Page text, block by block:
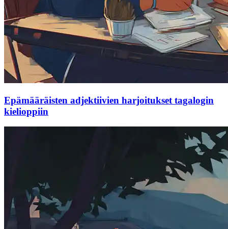
Epämääräisten adjektiivien harjoitukset tagalogin
kielioppiin